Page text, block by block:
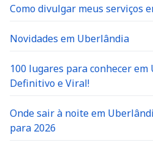
Novidades em Uberlândia
100 lugares para conhecer em
Definitivo e Viral!
Onde sair à noite em
para 2026